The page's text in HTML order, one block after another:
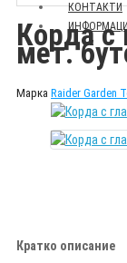
КОНТАКТИ
Корда с
мет.
Марка Raider Garden
Кратко описание